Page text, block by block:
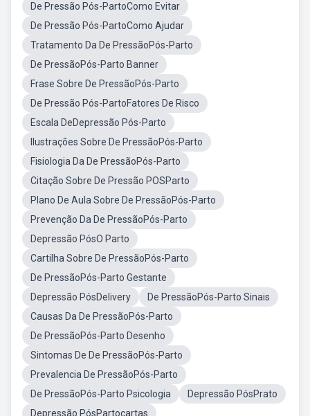
De Pressão Pós-PartoComo Evitar
De Pressão Pós-PartoComo Ajudar
Tratamento Da De PressãoPós-Parto
De PressãoPós-Parto Banner
Frase Sobre De PressãoPós-Parto
De Pressão Pós-PartoFatores De Risco
Escala DeDepressão Pós-Parto
Ilustrações Sobre De PressãoPós-Parto
Fisiologia Da De PressãoPós-Parto
Citação Sobre De Pressão POSParto
Plano De Aula Sobre De PressãoPós-Parto
Prevenção Da De PressãoPós-Parto
Depressão PósO Parto
Cartilha Sobre De PressãoPós-Parto
De PressãoPós-Parto Gestante
Depressão PósDelivery
De PressãoPós-Parto Sinais
Causas Da De PressãoPós-Parto
De PressãoPós-Parto Desenho
Sintomas De De PressãoPós-Parto
Prevalencia De PressãoPós-Parto
De PressãoPós-Parto Psicologia
Depressão PósPrato
Depressão PósPartocartas